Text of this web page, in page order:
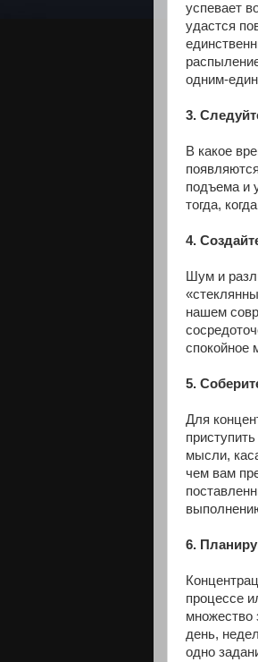
успевает
удастся
одним-
3.
В какое
подъема и
тогда,
4.
Шум и
нашем
спокойное
5.
Для
мысли,
чем вам
6.
процессе
множество
день,
одно